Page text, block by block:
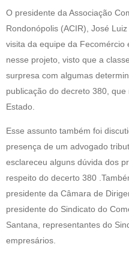
O presidente da Associação
Rondonópolis (ACIR), José
visita da equipe da Fecomércio
nesse projeto, visto que a
surpresa com algumas
publicação do decreto 380,
Estado.
Esse assunto também foi
presença de um advogado
esclareceu alguns dúvida dos
respeito do decerto 380
presidente da Câmara de
presidente do Sindicato do
Santana, representantes do
empresários.